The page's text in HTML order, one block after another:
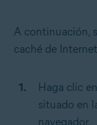
A continuación,
caché de
Haga clic
situado en
navegador.